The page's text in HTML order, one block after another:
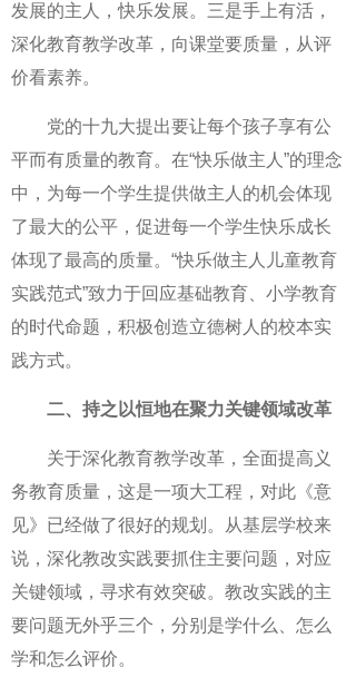
发展的主人，快乐发展。三是手上有活，
深化教育教学改革，向课堂要质量，从评
价看素养。
党的十九大提出要让每个孩子享有公
平而有质量的教育。在“快乐做主人”的理念
中，为每一个学生提供做主人的机会体现
了最大的公平，促进每一个学生快乐成长
体现了最高的质量。“快乐做主人儿童教育
实践范式”致力于回应基础教育、小学教育
的时代命题，积极创造立德树人的校本实
践方式。
二、持之以恒地在聚力关键领域改革
关于深化教育教学改革，全面提高义
务教育质量，这是一项大工程，对此《意
见》已经做了很好的规划。从基层学校来
说，深化教改实践要抓住主要问题，对应
关键领域，寻求有效突破。教改实践的主
要问题无外乎三个，分别是学什么、怎么
学和怎么评价。